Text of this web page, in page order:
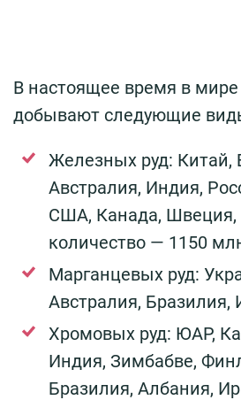
В настоящее время в
добывают следующие
Железных руд: Китай,
Австралия, Индия,
США, Канада,
количество — 1150
Марганцевых руд:
Австралия, Бразилия,
Хромовых руд: ЮАР,
Индия, Зимбабве,
Бразилия, Албания,